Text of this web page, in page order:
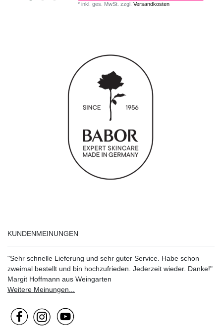
*inkl. ges. MwSt. zzgl.Versandkosten
KUNDENMEINUNGEN
"Sehr schnelle Lieferung und sehr guter Service. Habe schon
zweimal bestellt und bin hochzufrieden. Jederzeit wieder. Danke!"
Margit Hoffmann aus Weingarten
Weitere Meinungen...